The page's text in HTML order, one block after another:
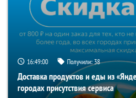
16:48:59 Получили:38
Доставка продуктов и еды из
городах присутствия сервиса